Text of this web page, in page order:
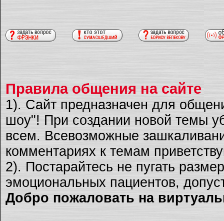
Правила общения на сайте
1). Сайт предназначен для
шоу"! При создании новой темы
всем. Всевозможные
комментариях к темам
2). Постарайтесь не пугать
эмоциональных пациентов,
Добро пожаловать на